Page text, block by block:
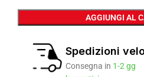
AGGIUNGI AL
Spedizioni
Consegna in 1-2 gg